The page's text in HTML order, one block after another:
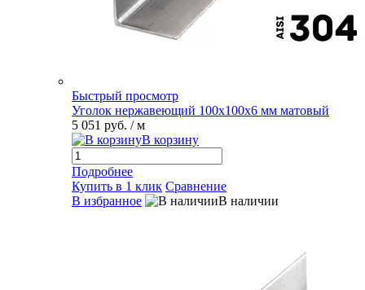
Быстрый просмотр
Уголок нержавеющий 100х100х6 мм матовый
5 051 руб. / м
В корзину
Подробнее
Купить в 1 клик Сравнение
В избранное
В наличии